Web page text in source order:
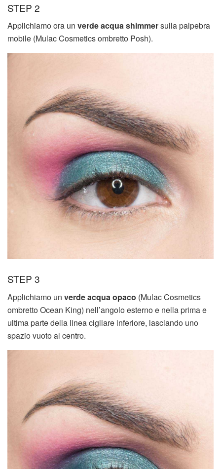
STEP 2
Applichiamo ora un verde acqua shimmersulla palpebra
mobile (Mulac Cosmetics ombretto Posh).
STEP 3
Applichiamo un verde acqua opaco (Mulac Cosmetics
ombretto Ocean King) nell’angolo esterno e nella prima e
ultima parte della linea cigliare inferiore, lasciando uno
spazio vuoto al centro.